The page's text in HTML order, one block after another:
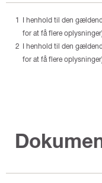
I henhold til den
for at få flere
I henhold til den
for at få flere